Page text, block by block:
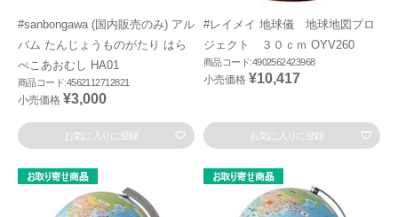
#sanbongawa (国内販売のみ) アル
バム たんじょうものがたり はら
ぺこあおむし HA01
商品コード:4562112712821
小売価格 ¥3,000
お気に入りに登録
#レイメイ 地球儀 地球地図プロ
ジェクト ３０ｃｍ OYV260
商品コード:4902562423968
小売価格 ¥10,417
お気に入りに登録